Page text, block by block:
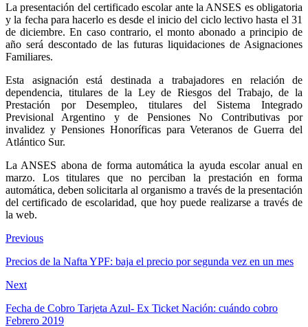
La presentación del certificado escolar ante la ANSES es obligatoria
y la fecha para hacerlo es desde el inicio del ciclo lectivo hasta el 31
de diciembre. En caso contrario, el monto abonado a principio de
año será descontado de las futuras liquidaciones de Asignaciones
Familiares.
Esta asignación está destinada a trabajadores en relación de
dependencia, titulares de la Ley de Riesgos del Trabajo, de la
Prestación por Desempleo, titulares del Sistema Integrado
Previsional Argentino y de Pensiones No Contributivas por
invalidez y Pensiones Honoríficas para Veteranos de Guerra del
Atlántico Sur.
La ANSES abona de forma automática la ayuda escolar anual en
marzo. Los titulares que no perciban la prestación en forma
automática, deben solicitarla al organismo a través de la presentación
del certificado de escolaridad, que hoy puede realizarse a través de
la web.
Previous
Precios de la Nafta YPF: baja el precio por segunda vez en un mes
Next
Fecha de Cobro Tarjeta Azul- Ex Ticket Nación: cuándo cobro
Febrero 2019